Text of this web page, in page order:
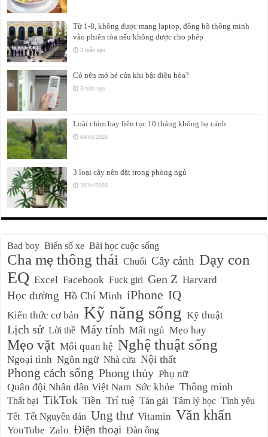
Từ 1-8, không được mang laptop, đồng hồ thông minh
vào phiên tòa nếu không được cho phép
3 tuần ago
Có nên mở hé cửa khi bật điều hòa?
3 tuần ago
Loài chim bay liên tục 10 tháng không hạ cánh
04/05/2026
3 loại cây nên đặt trong phòng ngủ
28/04/2026
Bad boy Biển số xe Bài học cuộc sống
Cha mẹ thông thái Chuối Cây cảnh Dạy con
EQ Excel Facebook Fuck girl Gen Z Harvard
Học đường Hồ Chí Minh iPhone IQ
Kiến thức cơ bản Kỹ năng sống Kỹ thuật
Lịch sử Lời thề Máy tính Mất ngủ Mẹo hay
Mẹo vặt Mối quan hệ Nghệ thuật sống
Ngoại tình Ngôn ngữ Nhà cửa Nội thất
Phong cách sống Phong thủy Phụ nữ
Quân đội Nhân dân Việt Nam Sức khỏe Thông minh
Thất bại TikTok Tiền Trí tuệ Tán gái Tâm lý học Tình yêu
Tết Tết Nguyên đán Ung thư Vitamin Văn khấn
YouTube Zalo Điện thoại Đàn ông